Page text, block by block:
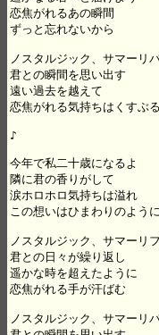
恋焦がれるあの瞬間
ずっと忘れないから
ノスタルジック、サマーリ
君との瞬間を思い出す
遠い過去を越えて
恋焦がれる気持ちはくすぶる
♪
今年で私二十歳になるよ
隣に君の香りがして
涙ホロホロ気持ちは溢れ
この想いはひまわりのよう
ノスタルジック、サマーリ
君との日々が繰り返し
遥かな時を超えたように
恋焦がれる手が汗ばむ
ノスタルジック、サマーリ